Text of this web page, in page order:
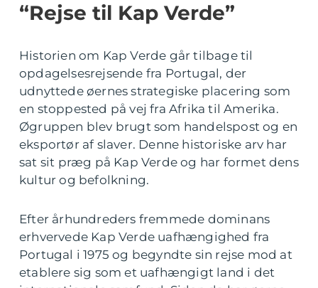
“Rejse til Kap Verde”
Historien om Kap Verde går tilbage til
opdagelsesrejsende fra Portugal, der
udnyttede øernes strategiske placering som
en stoppested på vej fra Afrika til Amerika.
Øgruppen blev brugt som handelspost og en
eksportør af slaver. Denne historiske arv har
sat sit præg på Kap Verde og har formet dens
kultur og befolkning.
Efter århundreders fremmede dominans
erhvervede Kap Verde uafhængighed fra
Portugal i 1975 og begyndte sin rejse mod at
etablere sig som et uafhængigt land i det